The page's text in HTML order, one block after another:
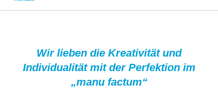
Wir lieben die Kreativität und
Individualität mit der Perfektion im
„manu factum“